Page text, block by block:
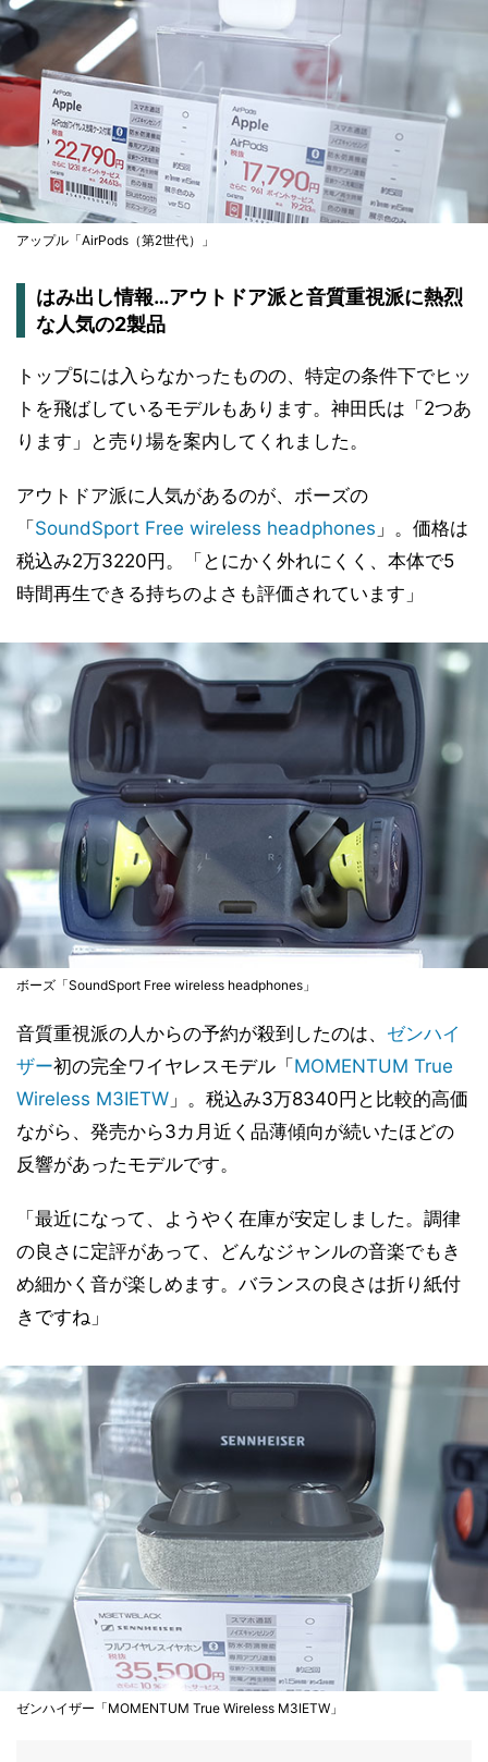
アップル「AirPods（第2世代）」
はみ出し情報…アウトドア派と音質重視派に熱烈
な人気の2製品
トップ5には入らなかったものの、特定の条件下でヒッ
トを飛ばしているモデルもあります。神田氏は「2つあ
ります」と売り場を案内してくれました。
アウトドア派に人気があるのが、ボーズの
「 SoundSport Free wireless headphones 」。価格は
税込み2万3220円。「とにかく外れにくく、本体で5
時間再生できる持ちのよさも評価されています」
ボーズ「SoundSport Free wireless headphones」
音質重視派の人からの予約が殺到したのは、 ゼンハイ
ザー初の完全ワイヤレスモデル「MOMENTUM True
Wireless M3IETW 」。税込み3万8340円と比較的高価
ながら、発売から3カ月近く品薄傾向が続いたほどの
反響があったモデルです。
「最近になって、ようやく在庫が安定しました。調律
の良さに定評があって、どんなジャンルの音楽でもき
め細かく音が楽しめます。バランスの良さは折り紙付
きですね」
ゼンハイザー「MOMENTUM True Wireless M3IETW」